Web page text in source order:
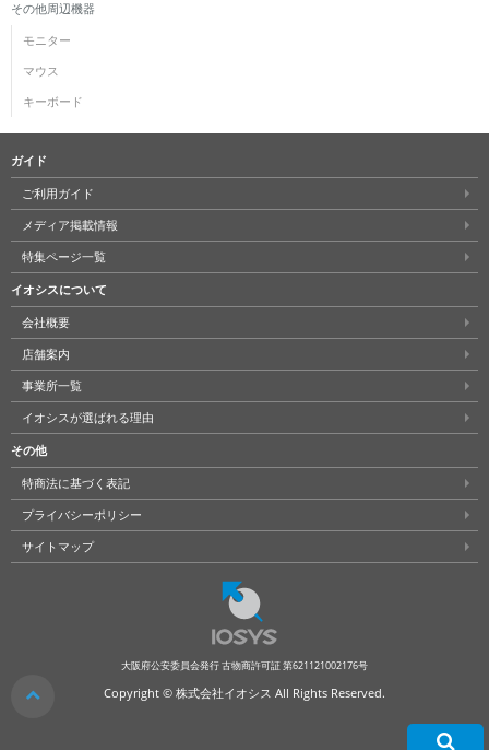
その他周辺機器
モニター
マウス
キーボード
ガイド
ご利用ガイド
メディア掲載情報
特集ページ一覧
イオシスについて
会社概要
店舗案内
事業所一覧
イオシスが選ばれる理由
その他
特商法に基づく表記
プライバシーポリシー
サイトマップ
大阪府公安委員会発行 古物商許可証 第621121002176号
Copyright © 株式会社イオシス All Rights Reserved. クリア